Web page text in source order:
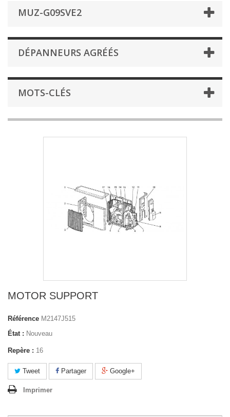
MUZ-G09SVE2
DÉPANNEURS AGRÉÉS
MOTS-CLÉS
MOTOR SUPPORT
Référence M2147J515
État : Nouveau
Repère : 16
Tweet Partager Google+
Imprimer